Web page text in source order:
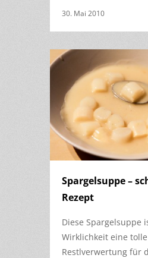
30. Mai 2010
Spargelsuppe –
Rezept
Diese Spargelsuppe
Wirklichkeit eine tolle
Restlverwertung für